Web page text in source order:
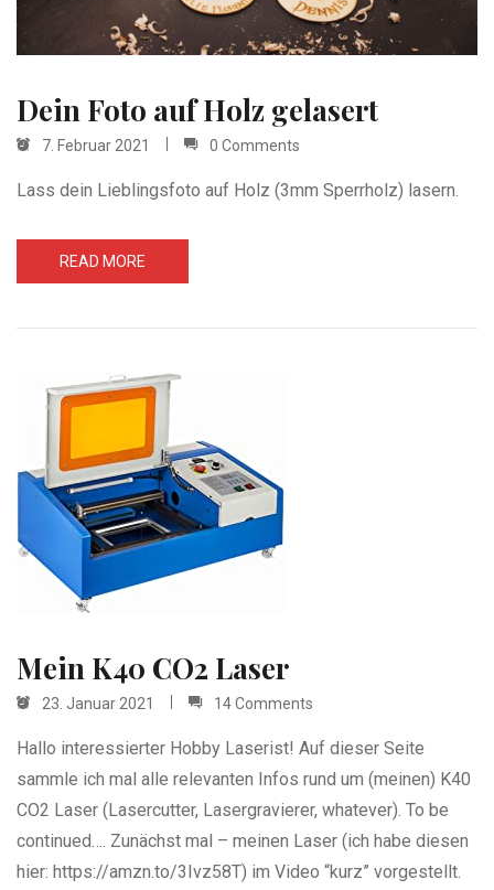
Dein Foto auf Holz gelasert
7. Februar 2021 0 Comments
Lass dein Lieblingsfoto auf Holz (3mm Sperrholz) lasern.
READ MORE
Mein K40 CO2 Laser
23. Januar 2021 14 Comments
Hallo interessierter Hobby Laserist! Auf dieser Seite
sammle ich mal alle relevanten Infos rund um (meinen) K40
CO2 Laser (Lasercutter, Lasergravierer, whatever). To be
continued…. Zunächst mal – meinen Laser (ich habe diesen
hier: https://amzn.to/3Ivz58T) im Video “kurz” vorgestellt.